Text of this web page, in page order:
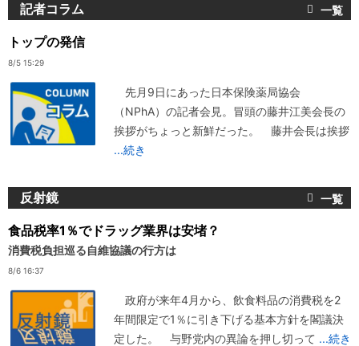
記者コラム
トップの発信
8/5 15:29
先月9日にあった日本保険薬局協会
（NPhA）の記者会見。冒頭の藤井江美会長の
挨拶がちょっと新鮮だった。 藤井会長は挨拶
...続き
反射鏡
食品税率1％でドラッグ業界は安堵？
消費税負担巡る自維協議の行方は
8/6 16:37
政府が来年4月から、飲食料品の消費税を2
年間限定で1％に引き下げる基本方針を閣議決
定した。 与野党内の異論を押し切って ...続き